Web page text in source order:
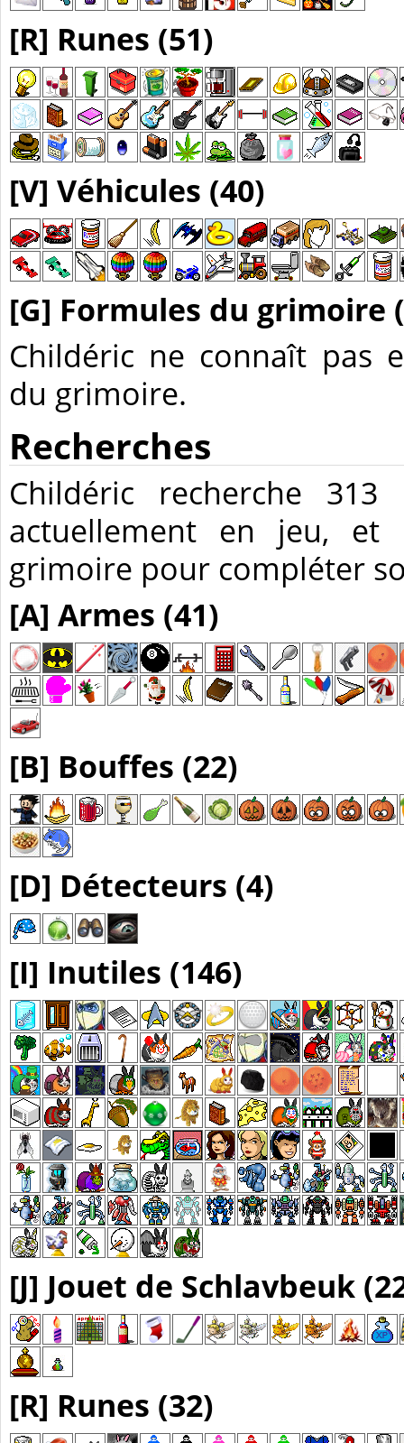
[R] Runes (51)
[V] Véhicules (40)
[G] Formules du grimoire
Childéric ne connaît pas
du grimoire.
Recherches
Childéric recherche
actuellement en jeu, et
grimoire pour compléter
[A] Armes (41)
[B] Bouffes (22)
[D] Détecteurs (4)
[I] Inutiles (146)
[J] Jouet de Schlavbeuk
[R] Runes (32)